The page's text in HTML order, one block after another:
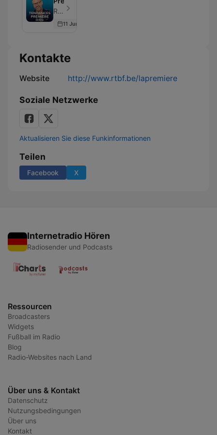
RTBF - Folge 69
11 Jun 2026
Kontakte
Website http://www.rtbf.be/lapremiere
Soziale Netzwerke
Aktualisieren Sie diese Funkinformationen
Teilen
Facebook X
Internetradio Hören
Radiosender und Podcasts
Ressourcen
Broadcasters
Widgets
Fußball im Radio
Blog
Radio-Websites nach Land
Über uns & Kontakt
Datenschutz
Nutzungsbedingungen
Über uns
Kontakt